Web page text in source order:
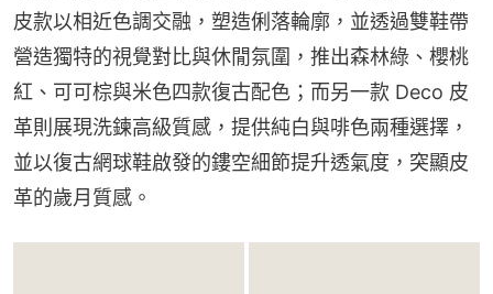
皮款以相近色調交融，塑造俐落輪廓，並透過雙鞋帶
營造獨特的視覺對比與休閒氛圍，推出森林綠、櫻桃
紅、可可棕與米色四款復古配色；而另一款 Deco 皮
革則展現洗鍊高級質感，提供純白與啡色兩種選擇，
並以復古網球鞋啟發的鏤空細節提升透氣度，突顯皮
革的歲月質感。